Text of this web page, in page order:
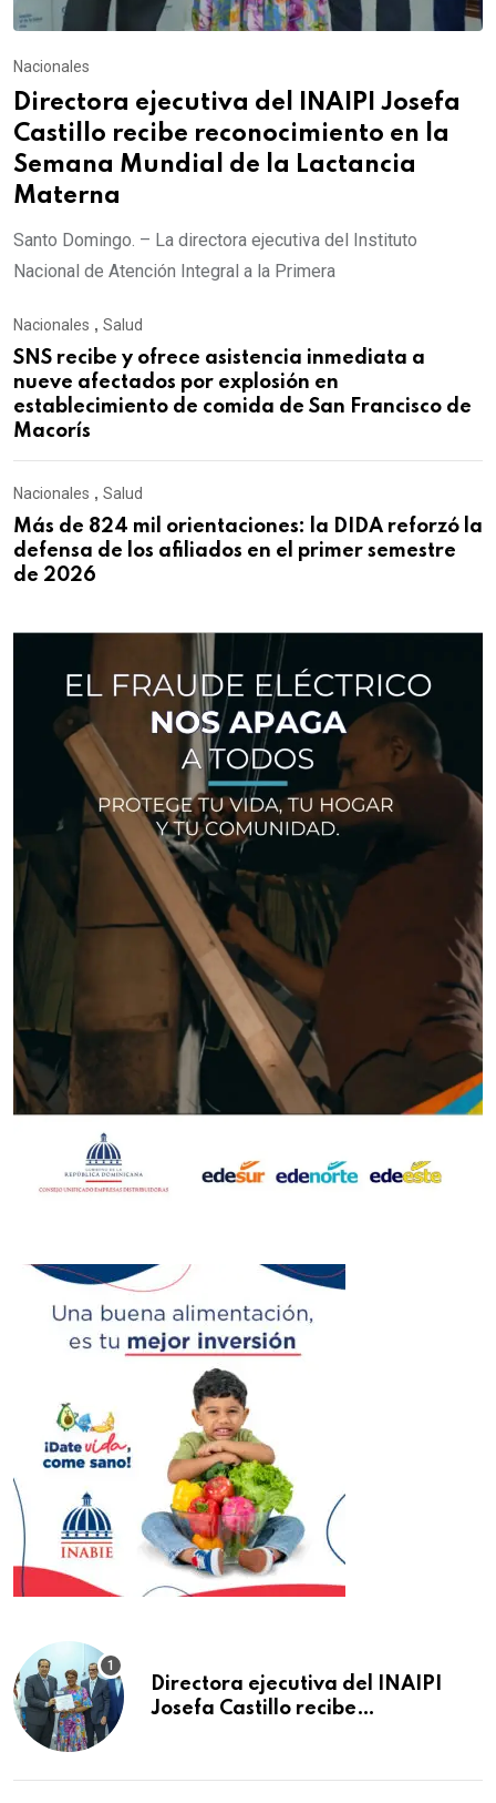
Nacionales
Directora ejecutiva del INAIPI Josefa
Castillo recibe reconocimiento en la
Semana Mundial de la Lactancia
Materna
Santo Domingo. – La directora ejecutiva del Instituto
Nacional de Atención Integral a la Primera
Nacionales , Salud
SNS recibe y ofrece asistencia inmediata a
nueve afectados por explosión en
establecimiento de comida de San Francisco de
Macorís
Nacionales , Salud
Más de 824 mil orientaciones: la DIDA reforzó la
defensa de los afiliados en el primer semestre
de 2026
Directora ejecutiva del INAIPI
Josefa Castillo recibe